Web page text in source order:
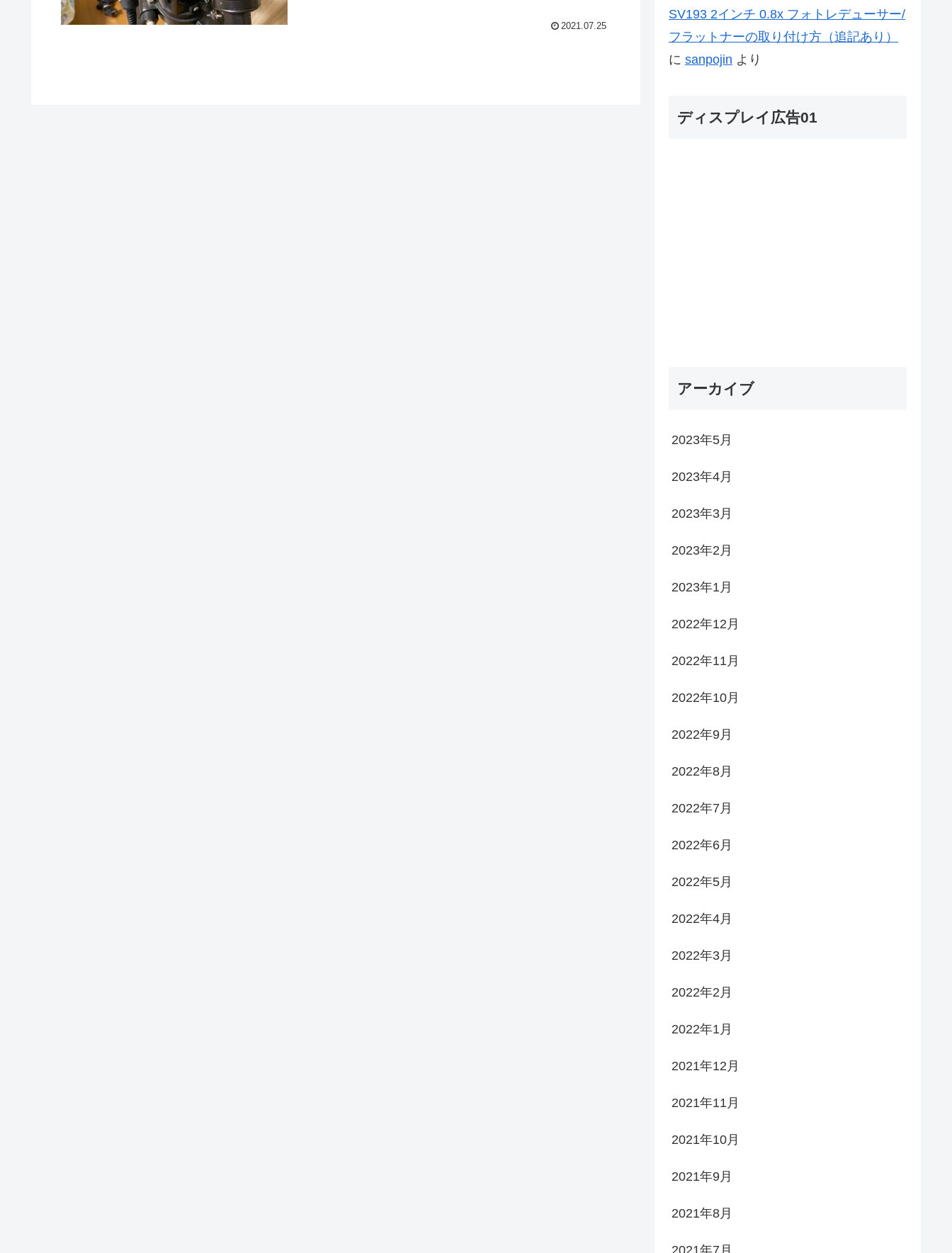
2021.07.25
SV193 2インチ 0.8x フォトレデューサー/
フラットナーの取り付け方（追記あり）
に sanpojin より
ディスプレイ広告01
アーカイブ
2023年5月
2023年4月
2023年3月
2023年2月
2023年1月
2022年12月
2022年11月
2022年10月
2022年9月
2022年8月
2022年7月
2022年6月
2022年5月
2022年4月
2022年3月
2022年2月
2022年1月
2021年12月
2021年11月
2021年10月
2021年9月
2021年8月
2021年7月